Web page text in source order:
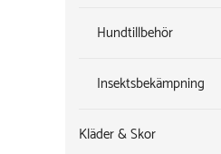
Hundtillbehör
Insektsbekämpning
Kläder & Skor